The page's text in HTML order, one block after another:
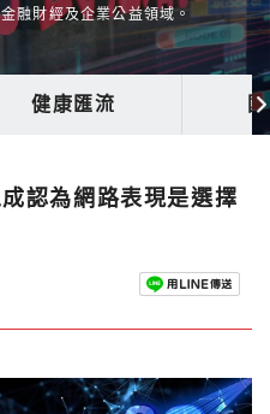
融財經及企業公益領域。
健康匯流
認為網路表現是選擇